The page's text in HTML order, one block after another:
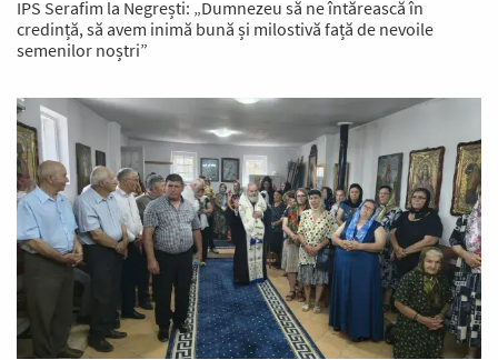
IPS Serafim la Negrești: „Dumnezeu să ne întărească în
credință, să avem inimă bună și milostivă față de nevoile
semenilor noștri”